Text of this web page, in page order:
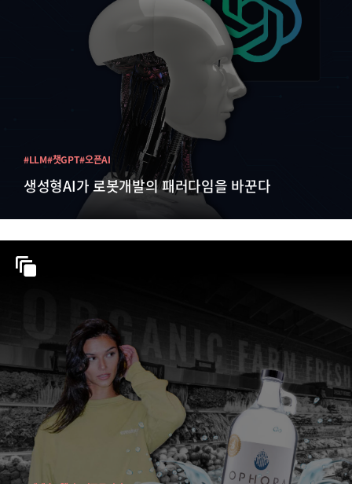
생성형AI가 로봇개발의 패러다임을 바꾼다
#LLM#챗GPT#오픈AI